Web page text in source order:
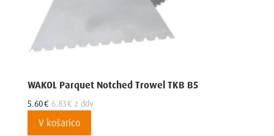
WAKOL Parquet Notched Trowel TKB B5
5.60€ 6.83€ z ddv
V košarico